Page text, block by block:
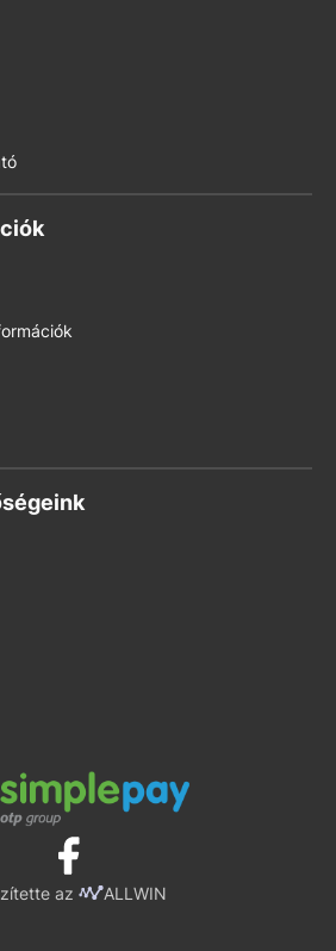
az ALLWIN